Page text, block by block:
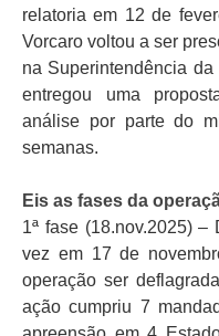
relatoria em 12 de
Vorcaro voltou a ser
na Superintendência
entregou uma
análise por parte do
semanas.
Eis as fases da
1ª fase (18.nov.2025)
vez em 17 de
operação ser
ação cumpriu 7